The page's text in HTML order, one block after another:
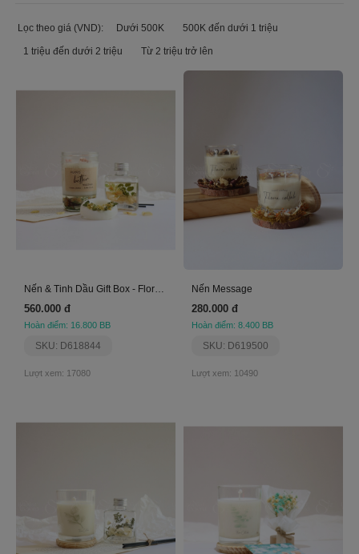
Lọc theo giá (VND): Dưới 500K 500K đến dưới 1 triệu
1 triệu đến dưới 2 triệu Từ 2 triệu trở lên
Nến & Tinh Dầu Gift Box - Flora Collab
560.000 đ
Hoàn điểm: 16.800 BB
SKU: D618844
Lượt xem: 17080
Nến Message
280.000 đ
Hoàn điểm: 8.400 BB
SKU: D619500
Lượt xem: 10490